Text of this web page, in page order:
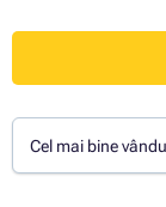
Cel mai bine